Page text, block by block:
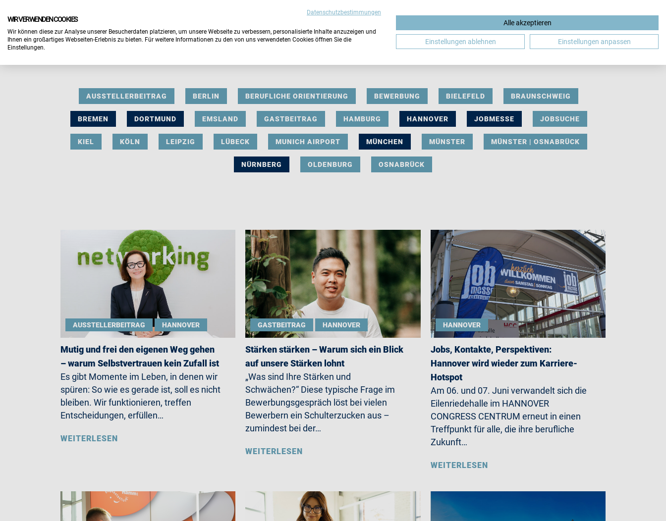
DE
AUSSTELLERBEITRAG BERLIN BERUFLICHE ORIENTIERUNG BEWERBUNG BIELEFELD BRAUNSCHWEIG
BREMEN DORTMUND EMSLAND GASTBEITRAG HAMBURG HANNOVER JOBMESSE JOBSUCHE
KIEL KÖLN LEIPZIG LÜBECK MUNICH AIRPORT MÜNCHEN MÜNSTER MÜNSTER | OSNABRÜCK
NÜRNBERG OLDENBURG OSNABRÜCK
AUSSTELLERBEITRAG HANNOVER
Mutig und frei den eigenen Weg gehen
– warum Selbstvertrauen kein Zufall ist
Es gibt Momente im Leben, in denen wir
spüren: So wie es gerade ist, soll es nicht
bleiben. Wir funktionieren, treffen
Entscheidungen, erfüllen…
WEITERLESEN
GASTBEITRAG HANNOVER
Stärken stärken – Warum sich ein Blick
auf unsere Stärken lohnt
„Was sind Ihre Stärken und
Schwächen?“ Diese typische Frage im
Bewerbungsgespräch löst bei vielen
Bewerbern ein Schulterzucken aus –
zumindest bei der…
WEITERLESEN
HANNOVER
Jobs, Kontakte, Perspektiven:
Hannover wird wieder zum Karriere-
Hotspot
Am 06. und 07. Juni verwandelt sich die
Eilenriedehalle im HANNOVER
CONGRESS CENTRUM erneut in einen
Treffpunkt für alle, die ihre berufliche
Zukunft…
WEITERLESEN
Datenschutzbestimmungen
WIR VERWENDEN COOKIES
Wir können diese zur Analyse unserer Besucherdaten platzieren, um unsere Webseite zu verbessern, personalisierte Inhalte anzuzeigen und
Ihnen ein großartiges Webseiten-Erlebnis zu bieten. Für weitere Informationen zu den von uns verwendeten Cookies öffnen Sie die
Einstellungen.
Alle akzeptieren
Einstellungen ablehnen Einstellungen anpassen